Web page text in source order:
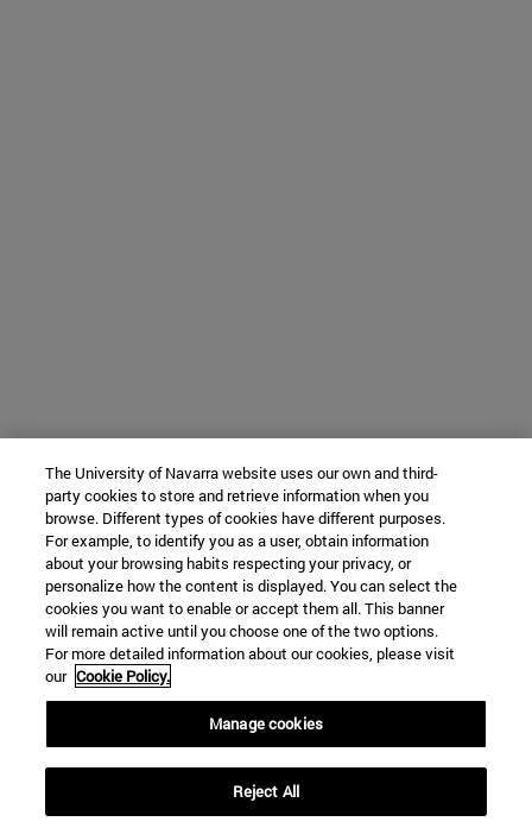
The University of Navarra website uses our own and third-
party cookies to store and retrieve information when you
browse. Different types of cookies have different purposes.
For example, to identify you as a user, obtain information
about your browsing habits respecting your privacy, or
personalize how the content is displayed. You can select the
cookies you want to enable or accept them all. This banner
will remain active until you choose one of the two options.
For more detailed information about our cookies, please visit
our Cookie Policy.
Manage cookies
Reject All